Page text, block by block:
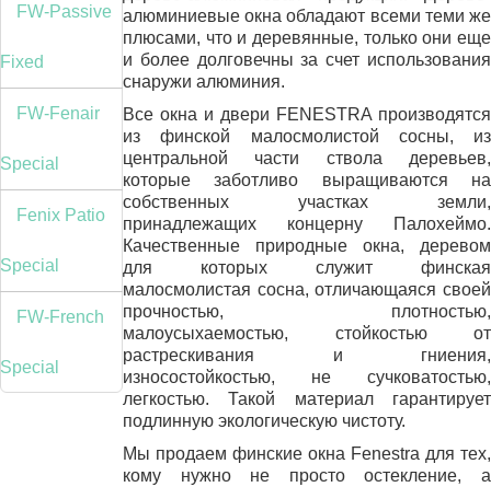
алюминиевые окна обладают всеми теми же
плюсами, что и деревянные, только они еще
и более долговечны за счет использования
снаружи алюминия.
Все окна и двери FENESTRA производятся
из финской малосмолистой сосны, из
центральной части ствола деревьев,
которые заботливо выращиваются на
собственных участках земли,
принадлежащих концерну Палохеймо.
Качественные природные окна, деревом
для которых служит финская
малосмолистая сосна, отличающаяся своей
прочностью, плотностью,
малоусыхаемостью, стойкостью от
растрескивания и гниения,
износостойкостью, не сучковатостью,
легкостью. Такой материал гарантирует
подлинную экологическую чистоту.
Мы продаем финские окна Fenestra для тех,
кому нужно не просто остекление, а
FW-Passive
Fixed
FW-Fenair
Special
Fenix Patio
Special
FW-French
Special